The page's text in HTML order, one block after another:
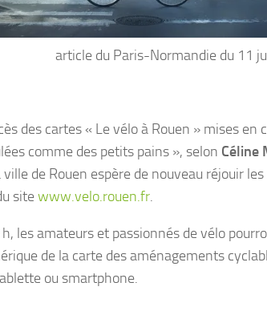
article du Paris-Normandie du 11
des cartes « Le vélo à Rouen » mises
comme des petits pains », selon Céline
ville de Rouen espère de nouveau réjouir
sitewww.velo.rouen.fr.
les amateurs et passionnés de vélo
de la carte des aménagements
ou smartphone.